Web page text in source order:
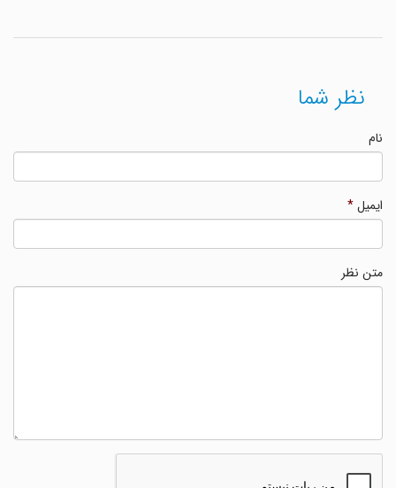
نظر شما
ایمیل*
متن نظر